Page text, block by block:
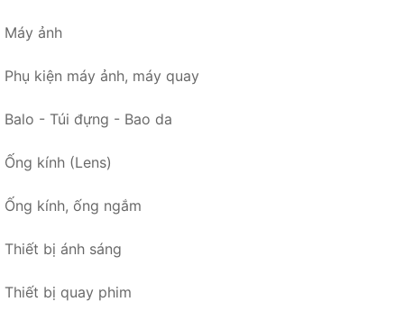
Máy ảnh
Phụ kiện máy ảnh, máy quay
Balo - Túi đựng - Bao da
Ống kính (Lens)
Ống kính, ống ngắm
Thiết bị ánh sáng
Thiết bị quay phim